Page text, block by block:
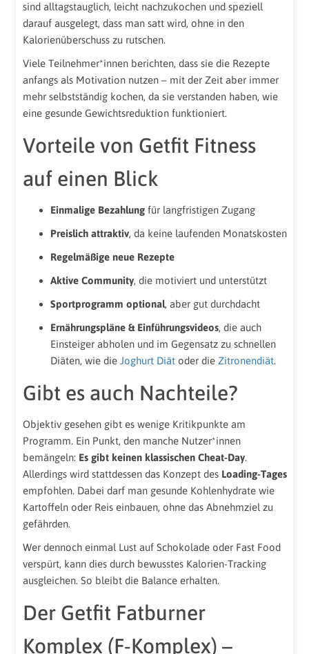
sind alltagstauglich, leicht nachzukochen und speziell
darauf ausgelegt, dass man satt wird, ohne in den
Kalorienüberschuss zu rutschen.
Viele Teilnehmer*innen berichten, dass sie die Rezepte
anfangs als Motivation nutzen – mit der Zeit aber immer
mehr selbstständig kochen, da sie verstanden haben, wie
eine gesunde Gewichtsreduktion funktioniert.
Vorteile von Getfit Fitness
auf einen Blick
Einmalige Bezahlung für langfristigen Zugang
Preislich attraktiv, da keine laufenden Monatskosten
Regelmäßige neue Rezepte
Aktive Community, die motiviert und unterstützt
Sportprogramm optional, aber gut durchdacht
Ernährungspläne & Einführungsvideos, die auch
Einsteiger abholen und im Gegensatz zu schnellen
Diäten, wie die Joghurt Diät oder die Zitronendiät.
Gibt es auch Nachteile?
Objektiv gesehen gibt es wenige Kritikpunkte am
Programm. Ein Punkt, den manche Nutzer*innen
bemängeln: Es gibt keinen klassischen Cheat-Day.
Allerdings wird stattdessen das Konzept des Loading-Tages
empfohlen. Dabei darf man gesunde Kohlenhydrate wie
Kartoffeln oder Reis einbauen, ohne das Abnehmziel zu
gefährden.
Wer dennoch einmal Lust auf Schokolade oder Fast Food
verspürt, kann dies durch bewusstes Kalorien-Tracking
ausgleichen. So bleibt die Balance erhalten.
Der Getfit Fatburner
Komplex (F-Komplex) –